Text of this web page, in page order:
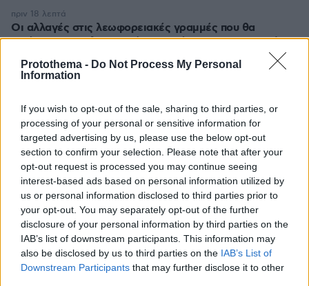
Protothema - Do Not Process My Personal
Information
If you wish to opt-out of the sale, sharing to third parties, or
processing of your personal or sensitive information for
targeted advertising by us, please use the below opt-out
section to confirm your selection. Please note that after your
opt-out request is processed you may continue seeing
interest-based ads based on personal information utilized by
us or personal information disclosed to third parties prior to
your opt-out. You may separately opt-out of the further
disclosure of your personal information by third parties on the
IAB’s list of downstream participants. This information may
also be disclosed by us to third parties on the IAB’s List of
Downstream Participants that may further disclose it to other
Οι αλλαγές στις λεωφορειακές γραμμές που θα
ισχύσουν με τη λειτουργία της επέκτασης του Μετρό
πριν 18 λεπτά
ζητά... τιμή για ανήλικη που κάθεται αμέριμνη, τι
καταγγέλλει ο ιδιοκτήτης επιχείρησης
πριν 20 λεπτά
Βανδάλισαν εκκλησάκι στον Σαρωνικό, προκάλεσαν
ζημιές και στο Ιερό, δείτε φωτογραφίες
πριν 25 λεπτά
Μίλτος Μητσιάς: Ο γιος του ερμηνευτή, Μανώλη
Μητσιά, γράφει για τη Σύρο, τον τόπο-ησυχαστήριο της
οικογένειας
ΔΕΙΤΕ ΟΛΕΣ ΤΙΣ ΕΙΔΗΣΕΙΣ